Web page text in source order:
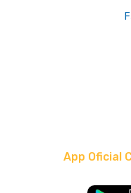
App Oficial